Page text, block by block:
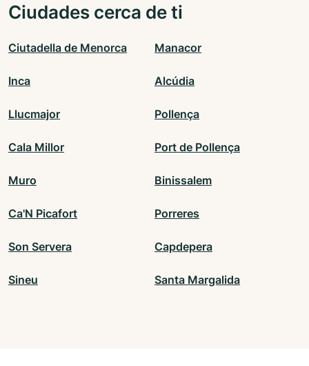
Ciudades cerca de ti
Ciutadella de Menorca Manacor
Inca Alcúdia
Llucmajor Pollença
Cala Millor Port de Pollença
Muro Binissalem
Ca'N Picafort Porreres
Son Servera Capdepera
Sineu Santa Margalida